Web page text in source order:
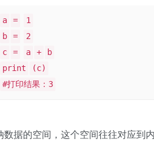
a =
1
b
=
2
c
= a +
b
print
(c)
#打印结果：3
据的空间，这个空间往往对应到